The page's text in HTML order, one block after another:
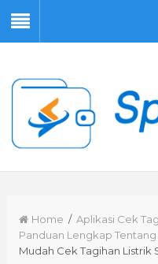
Home / Aplikasi Cek
Panduan Lengkap
Mudah Cek Tagihan